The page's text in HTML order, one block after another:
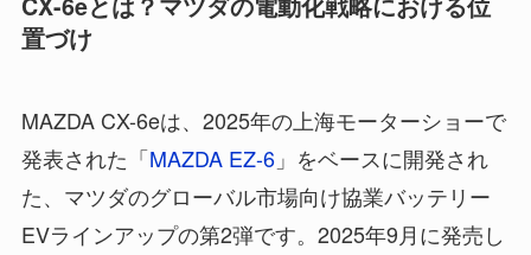
置づけ
MAZDA CX-6eは、2025年の上海モーターショーで
発表された「MAZDA EZ-6」をベースに開発され
た、マツダのグローバル市場向け協業バッテリー
EVラインアップの第2弾です。2025年9月に発売し